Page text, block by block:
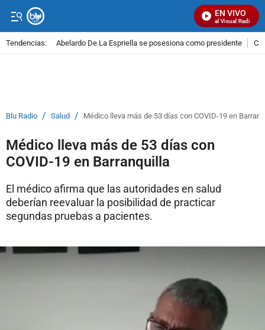
EN VIVO
Señal Visual Radio
Tendencias: Abelardo De La Espriella se posesiona como presidente
Blu Radio / Salud / Médico lleva más de 53 días con COVID-19 en
Médico lleva más de 53 días con
COVID-19 en Barranquilla
El médico afirma que las autoridades en salud
deberían reevaluar la posibilidad de practicar
segundas pruebas a pacientes.